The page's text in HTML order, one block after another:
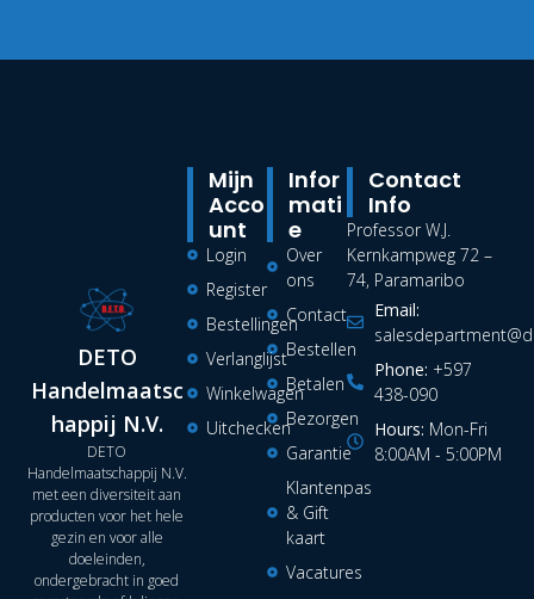
DETO
Handelmaatsc
happij N.V.
DETO
Handelmaatschappij N.V.
met een diversiteit aan
producten voor het hele
gezin en voor alle
doeleinden,
ondergebracht in goed
Infor
Mati
E
Over
ons
Contact
Bestellen
Betalen
Bezorgen
Garantie
Klantenpas
& Gift
kaart
Vacatures
Mijn
Acco
Unt
Login
Register
Bestellingen
Verlanglijst
Winkelwagen
Uitchecken
Contact
Info
Professor W.J.
Kernkampweg 72 –
74, Paramaribo
Email:
Phone: +597
438-090
Hours: Mon-Fri
8:00AM - 5:00PM